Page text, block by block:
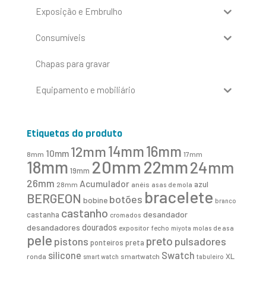
Exposição e Embrulho
Consumíveis
Chapas para gravar
Equipamento e mobiliário
Etiquetas do produto
8mm 10mm 12mm14mm16mm 17mm
18mm 19mm 20mm 22mm24mm
26mm 28mm Acumulador anéis asas de mola azul
BERGEON bobine botões bracelete branco
castanha castanho cromados desandador
desandadores dourados expositor fecho miyota molas de asa
pele pistons ponteiros preta preto pulsadores
ronda silicone smart watch smartwatch Swatch tabuleiro XL